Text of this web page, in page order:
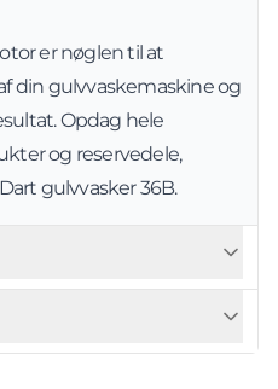
er nøglen til at
din gulvvaskemaskine og
Opdag hele
og reservedele,
Dart gulvvasker 36B.